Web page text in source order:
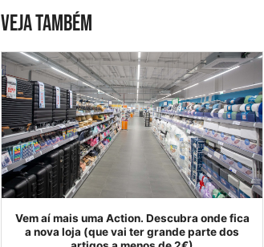
VEJA TAMBÉM
Vem aí mais uma Action. Descubra onde fica
a nova loja (que vai ter grande parte dos